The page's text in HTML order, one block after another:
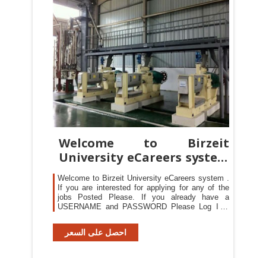
Welcome to Birzeit
University eCareers system
- Ritaj
Welcome to Birzeit University eCareers system .
If you are interested for applying for any of the
jobs Posted Please. If you already have a
USERNAME and PASSWORD Please Log In .
and quick process.Simply click REGISTER, You
will be prompted to fill in your personal
احصل على السعر